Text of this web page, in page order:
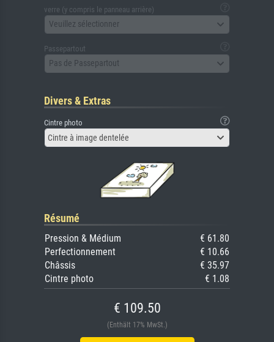
verre (y compris le panneau arrière)
Veuillez sélectionner
Passepartout
Pas de Passepartout
Divers & Extras
Cintre photo
Cintre à image dentelée
Résumé
Pression & Médium
€ 61.80
Perfectionnement
€ 10.66
Châssis
€ 35.97
Cintre photo
€ 1.08
€ 109.50
(Enthält 17% MwSt.)